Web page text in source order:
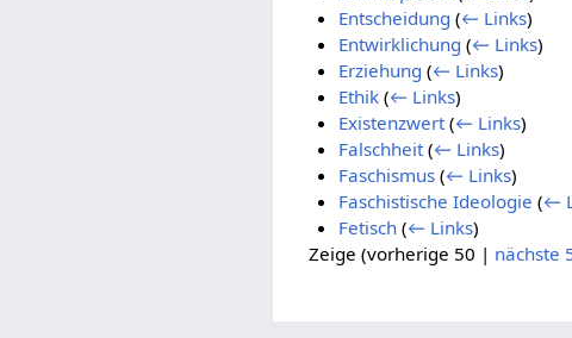
Entscheidung (← Links)
Entwirklichung (← Links)
Erziehung (← Links)
Ethik (← Links)
Existenzwert (← Links)
Falschheit (← Links)
Faschismus (← Links)
Faschistische Ideologie (←
Fetisch (← Links)
Zeige (vorherige 50 | nächste